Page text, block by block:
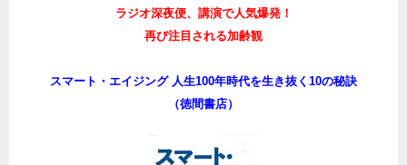
ラジオ深夜便、講演で人気爆発！
再び注目される加齢観
スマート・エイジング 人生100年時代を生き抜く10の秘訣
（徳間書店）